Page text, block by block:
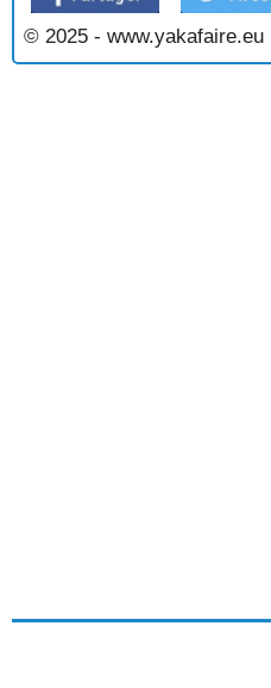
CAKE A L'ORANGE ET AU
CAKE AU CHOCOLAT
CAKE AU CITRON
CHARLOTTE AU
© 2025 - www.yakafaire.eu